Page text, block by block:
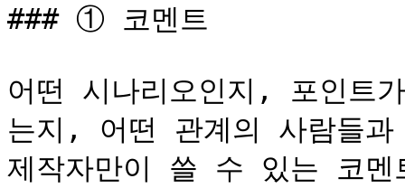
### ① 코멘트
어떤 시나리오인지, 포인트
는지, 어떤 관계의 사람들
제작자만이 쓸 수 있는 코